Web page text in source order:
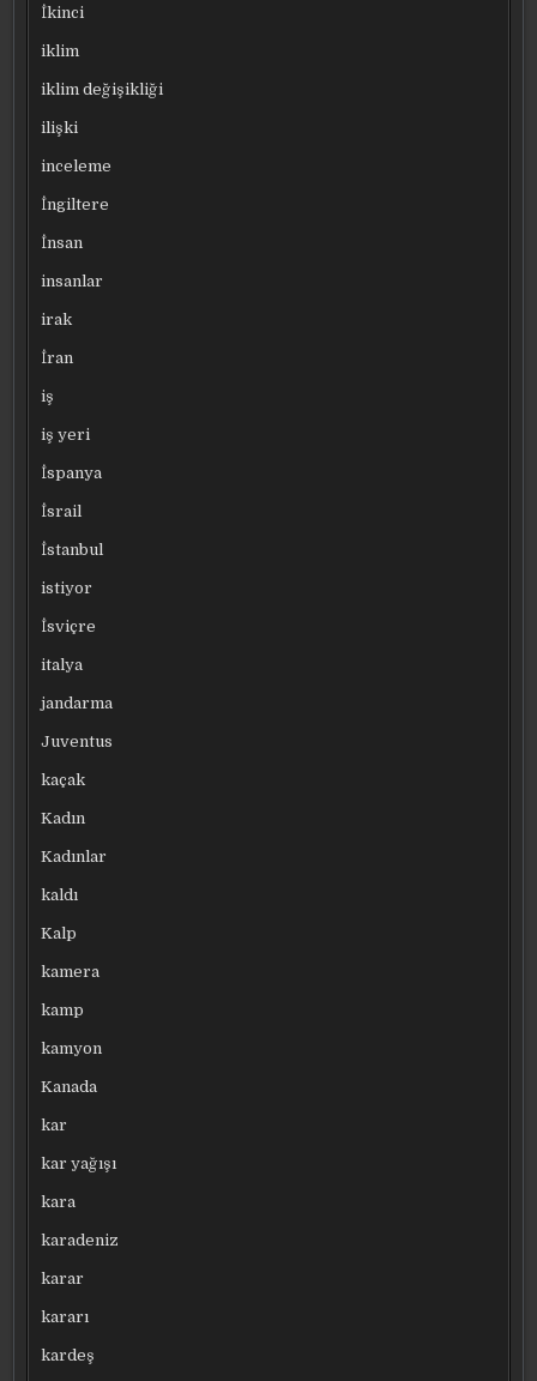
İkinci
iklim
iklim değişikliği
ilişki
inceleme
İngiltere
İnsan
insanlar
irak
İran
iş
iş yeri
İspanya
İsrail
İstanbul
istiyor
İsviçre
italya
jandarma
Juventus
kaçak
Kadın
Kadınlar
kaldı
Kalp
kamera
kamp
kamyon
Kanada
kar
kar yağışı
kara
karadeniz
karar
kararı
kardeş